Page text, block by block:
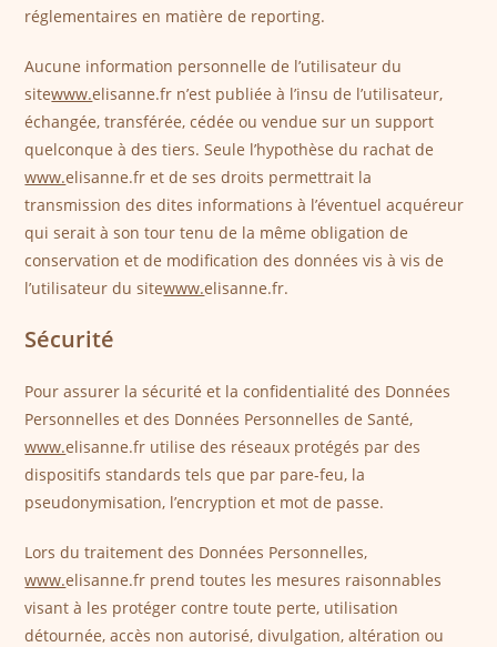
réglementaires en matière de reporting.
Aucune information personnelle de l’utilisateur du
sitewww.elisanne.fr n’est publiée à l’insu de l’utilisateur,
échangée, transférée, cédée ou vendue sur un support
quelconque à des tiers. Seule l’hypothèse du rachat de
www.elisanne.fr et de ses droits permettrait la
transmission des dites informations à l’éventuel acquéreur
qui serait à son tour tenu de la même obligation de
conservation et de modification des données vis à vis de
l’utilisateur du sitewww.elisanne.fr.
Sécurité
Pour assurer la sécurité et la confidentialité des Données
Personnelles et des Données Personnelles de Santé,
www.elisanne.fr utilise des réseaux protégés par des
dispositifs standards tels que par pare-feu, la
pseudonymisation, l’encryption et mot de passe.
Lors du traitement des Données Personnelles,
www.elisanne.fr prend toutes les mesures raisonnables
visant à les protéger contre toute perte, utilisation
détournée, accès non autorisé, divulgation, altération ou